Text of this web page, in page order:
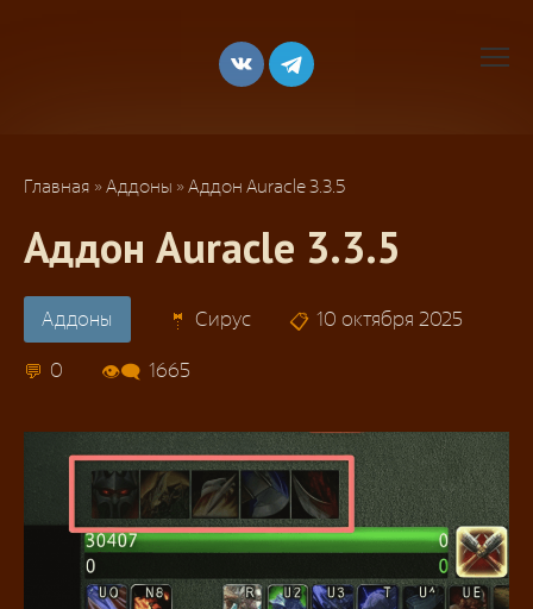
Главная »Аддоны »Аддон Auracle 3.3.5
Аддон Auracle 3.3.5
Аддоны Сирус 10 октября 2025
0 1665